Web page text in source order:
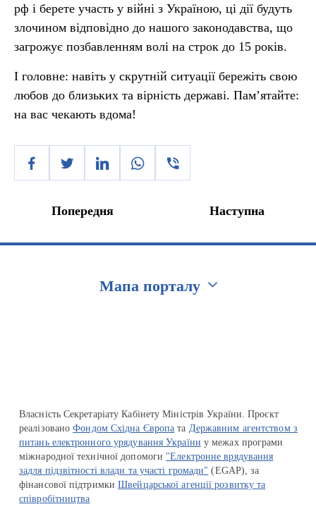
рф і берете участь у війні з Україною, ці дії будуть
злочином відповідно до нашого законодавства, що
загрожує позбавленням волі на строк до 15 років.
І головне: навіть у скрутній ситуації бережіть свою
любов до близьких та вірність державі. Пам’ятайте:
на вас чекають вдома!
Попередня Наступна
Мапа порталу
Власність Секретаріату Кабінету Міністрів України. Проєкт
реалізованоФондом Східна Європа та Державним агентством з
питань електронного урядування України у межах програми
міжнародної технічної допомоги "Електронне врядування
задля підзвітності влади та участі громади" (EGAP), за
фінансової підтримкиШвейцарської агенції розвитку та
співробітництва